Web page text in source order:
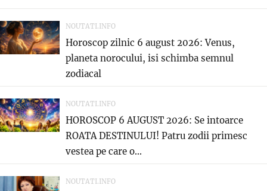
NOUTATI.INFO
Horoscop zilnic 6 august 2026: Venus,
planeta norocului, isi schimba semnul
zodiacal
NOUTATI.INFO
HOROSCOP 6 AUGUST 2026: Se intoarce
ROATA DESTINULUI! Patru zodii primesc
vestea pe care o...
NOUTATI.INFO